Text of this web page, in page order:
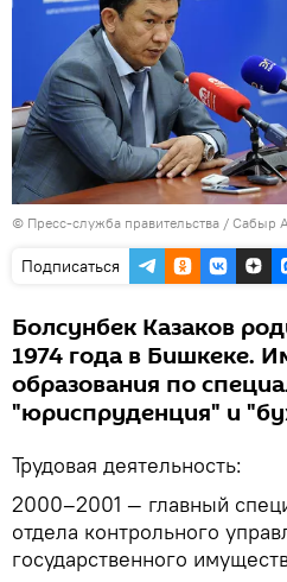
© Пресс-служба правительства / Сабыр
Подписаться
Болсунбек Казаков
1974 года в Бишкеке.
образования по
"юриспруденция" и
Трудовая деятельность:
2000–2001 — главный
отдела контрольного
государственного